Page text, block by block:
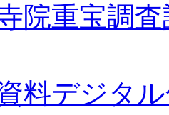
院重宝調
料デジタ